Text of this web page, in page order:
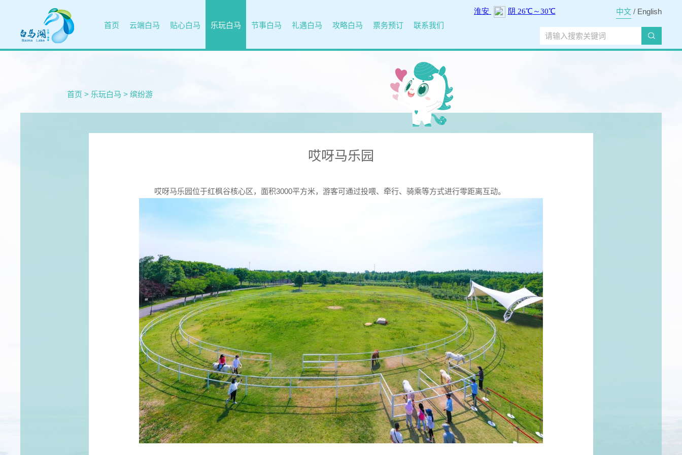
首页 云端白马 贴心白马 乐玩白马 节事白马 礼遇白马 攻略白马 票务预订 联系我们
中文/ English
首页 > 乐玩白马 > 缤纷游
哎呀马乐园
哎呀马乐园位于红枫谷核心区，面积3000平方米，游客可通过投喂、牵行、骑乘等方式进行零距离互动。